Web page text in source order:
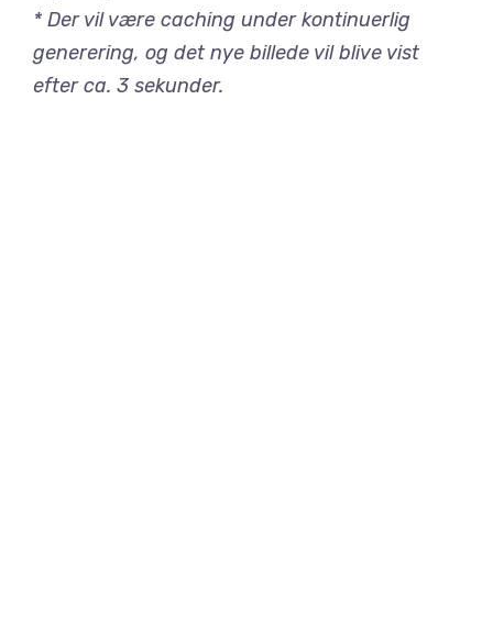
* Der vil være caching under kontinuerlig
generering, og det nye billede vil blive vist
efter ca. 3 sekunder.